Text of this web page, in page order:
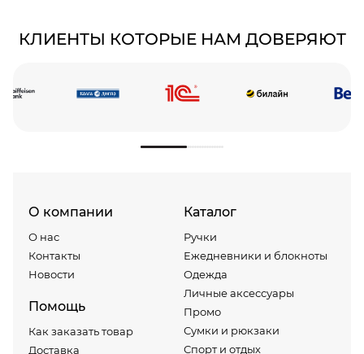
КЛИЕНТЫ КОТОРЫЕ НАМ ДОВЕРЯЮТ
О компании
О нас
Контакты
Новости
Помощь
Как заказать товар
Доставка
Каталог
Ручки
Ежедневники и блокноты
Одежда
Личные аксессуары
Промо
Сумки и рюкзаки
Спорт и отдых